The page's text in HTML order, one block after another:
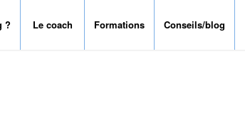
? Le coach Formations Conseils/blog